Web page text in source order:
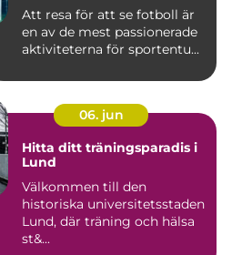
Att resa för att se fotboll är
en av de mest passionerade
aktiviteterna för sportentu...
06. jun
Hitta ditt träningsparadis i
Lund
Välkommen till den
historiska universitetsstaden
Lund, där träning och hälsa
st&...